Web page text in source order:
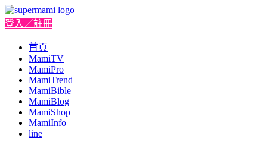
登入／註冊
首頁
MamiTV
MamiPro
MamiTrend
MamiBible
MamiBlog
MamiShop
MamiInfo
line